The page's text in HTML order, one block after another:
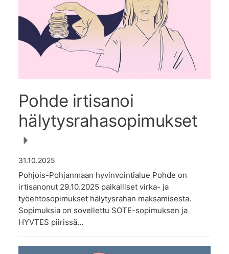
Pohde irtisanoi
hälytysrahasopimukset
31.10.2025
Pohjois-Pohjanmaan hyvinvointialue Pohde on
irtisanonut 29.10.2025 paikalliset virka- ja
työehtosopimukset hälytysrahan maksamisesta.
Sopimuksia on sovellettu SOTE-sopimuksen ja
HYVTES piirissä…